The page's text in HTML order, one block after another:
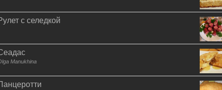
с селедкой
Manukhina